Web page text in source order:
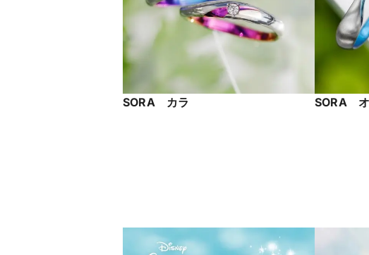
SORA カラ SORA オ